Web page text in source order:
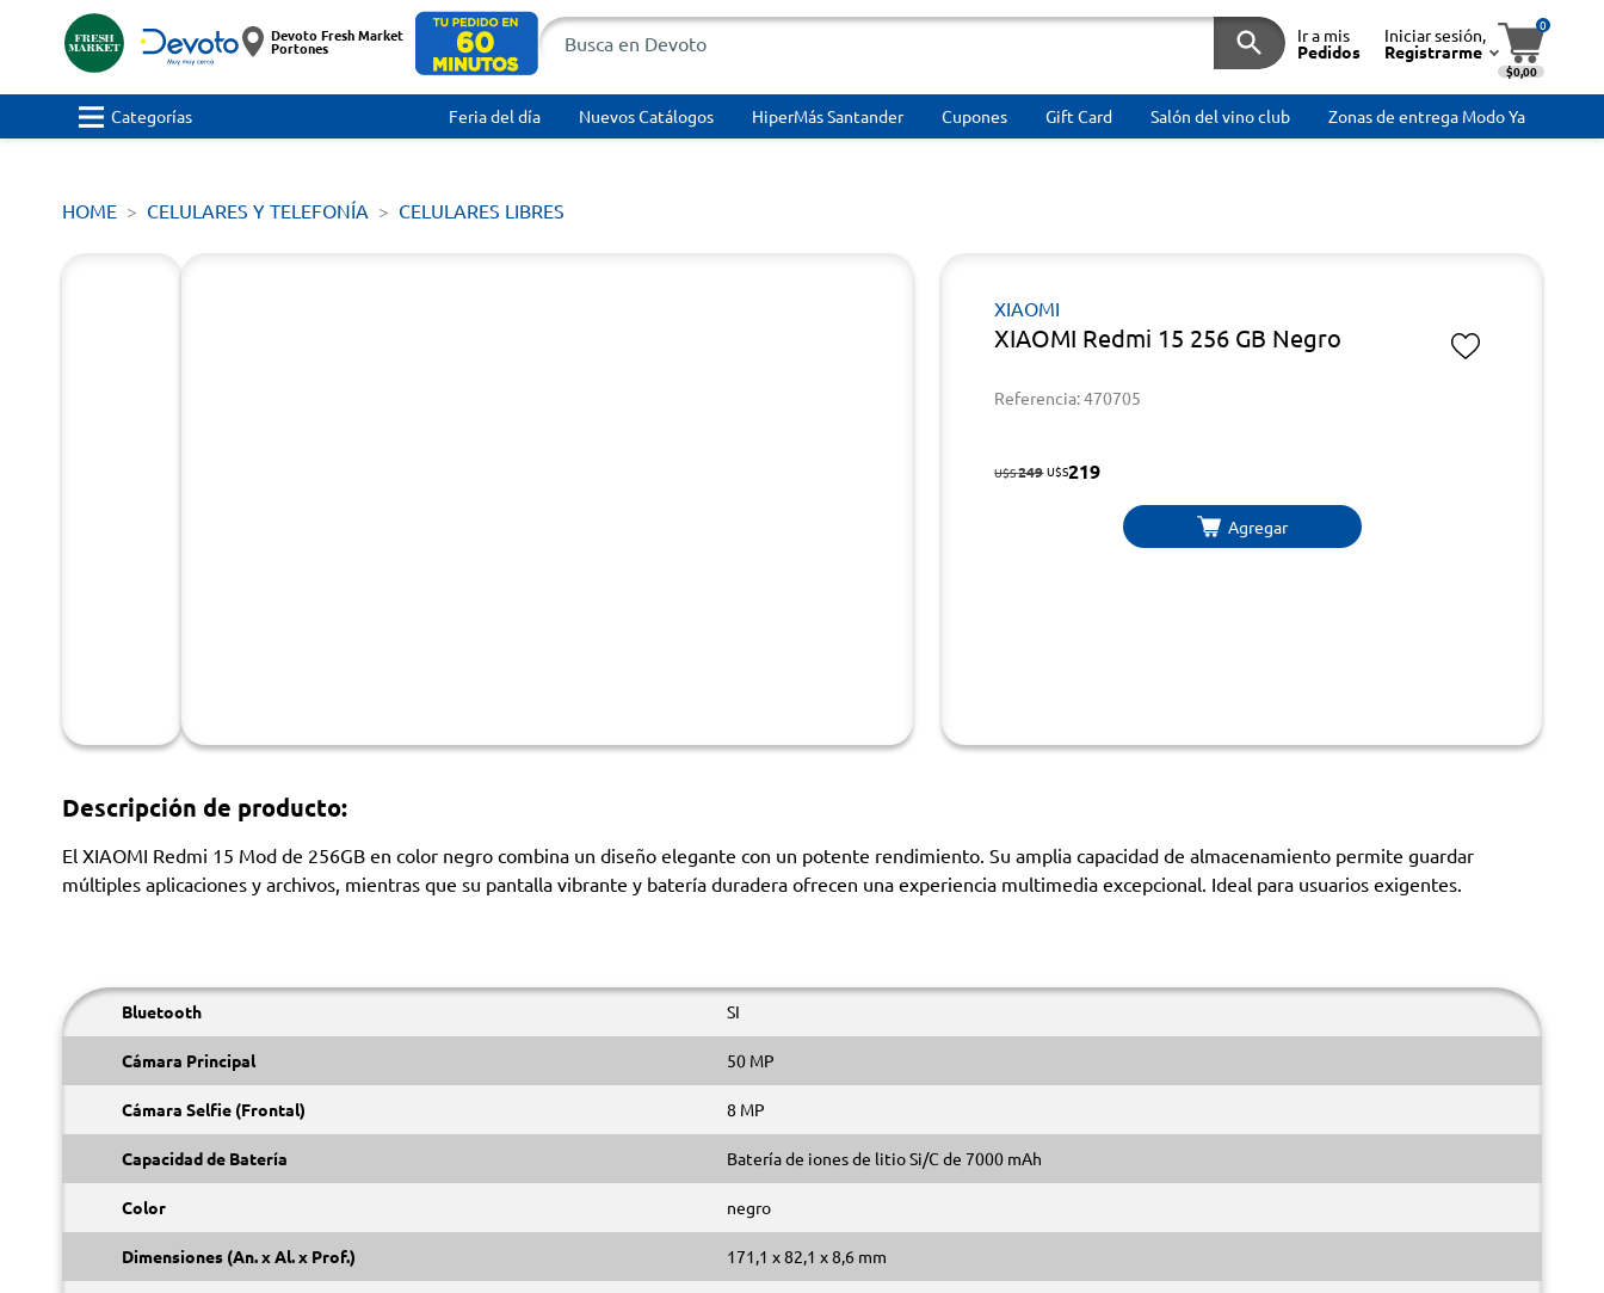
Devoto Fresh Market
Portones
Ir a mis
Pedidos
Iniciar sesión,
Registrarme
0
$0,00
Categorías Feria del día Nuevos Catálogos HiperMás Santander Cupones Gift Card Salón del vino club Zonas de entrega Modo Ya
HOME CELULARES Y TELEFONÍA CELULARES LIBRES
XIAOMI
XIAOMI Redmi 15 256 GB Negro
Referencia: 470705
U$S249 U$S219
Agregar
Descripción de producto:
El XIAOMI Redmi 15 Mod de 256GB en color negro combina un diseño elegante con un potente rendimiento. Su amplia capacidad de almacenamiento permite guardar
múltiples aplicaciones y archivos, mientras que su pantalla vibrante y batería duradera ofrecen una experiencia multimedia excepcional. Ideal para usuarios exigentes.
Bluetooth SI
Cámara Principal 50 MP
Cámara Selfie (Frontal) 8 MP
Capacidad de Batería Batería de iones de litio Si/C de 7000 mAh
Color negro
Dimensiones (An. x Al. x Prof.) 171,1 x 82,1 x 8,6 mm